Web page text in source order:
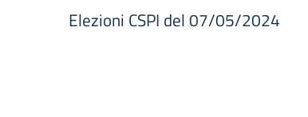
Elezioni CSPI del 07/05/2024